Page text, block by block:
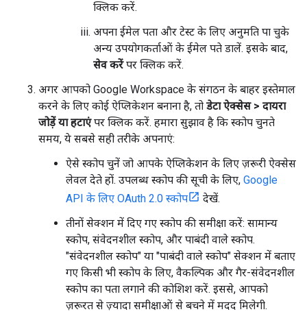
क्लिक करें.
अपना ईमेल पता और टेस्ट के लिए अनुमति पा चुके
अन्य उपयोगकर्ताओं के ईमेल पते डालें. इसके बाद,
सेव करेंपर क्लिक करें.
अगर आपको Google Workspace के संगठन के बाहर इस्तेमाल
करने के लिए कोई ऐप्लिकेशन बनाना है, तो डेटा ऐक्सेस > दायरा
जोड़ें या हटाएंपर क्लिक करें. हमारा सुझाव है कि स्कोप चुनते
समय, ये सबसे सही तरीके अपनाएं:
ऐसे स्कोप चुनें जो आपके ऐप्लिकेशन के लिए ज़रूरी ऐक्सेस
लेवल देते हों. उपलब्ध स्कोप की सूची के लिए, Google
API के लिए OAuth 2.0 स्कोप
देखें.
तीनों सेक्शन में दिए गए स्कोप की समीक्षा करें: सामान्य
स्कोप, संवेदनशील स्कोप, और पाबंदी वाले स्कोप.
"संवेदनशील स्कोप" या "पाबंदी वाले स्कोप" सेक्शन में बताए
गए किसी भी स्कोप के लिए, वैकल्पिक और गैर-संवेदनशील
स्कोप का पता लगाने की कोशिश करें. इससे, आपको
ज़रूरत से ज़्यादा समीक्षाओं से बचने में मदद मिलेगी.